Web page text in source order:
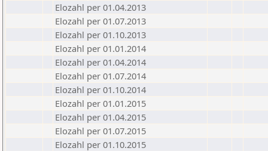
Elozahl per 01.04.2013
Elozahl per 01.07.2013
Elozahl per 01.10.2013
Elozahl per 01.01.2014
Elozahl per 01.04.2014
Elozahl per 01.07.2014
Elozahl per 01.10.2014
Elozahl per 01.01.2015
Elozahl per 01.04.2015
Elozahl per 01.07.2015
Elozahl per 01.10.2015